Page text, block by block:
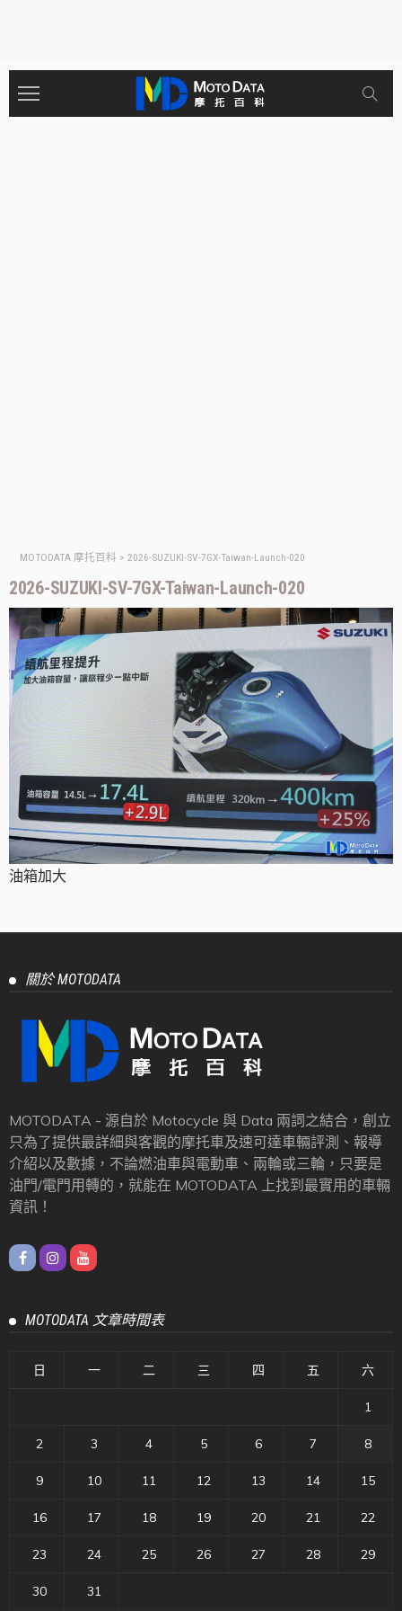
MOTODATA 摩托百科 > 2026-SUZUKI-SV-7GX-Taiwan-Launch-020
2026-SUZUKI-SV-7GX-Taiwan-Launch-020
油箱加大
關於 MOTODATA
MOTODATA - 源自於 Motocycle 與 Data 兩詞之結合，創立
只為了提供最詳細與客觀的摩托車及速可達車輛評測、報導
介紹以及數據，不論燃油車與電動車、兩輪或三輪，只要是
油門/電門用轉的，就能在 MOTODATA 上找到最實用的車輛
資訊！
MOTODATA 文章時間表
日 一 二 三 四 五 六
1
2 3 4 5 6 7 8
9 10 11 12 13 14 15
16 17 18 19 20 21 22
23 24 25 26 27 28 29
30 31